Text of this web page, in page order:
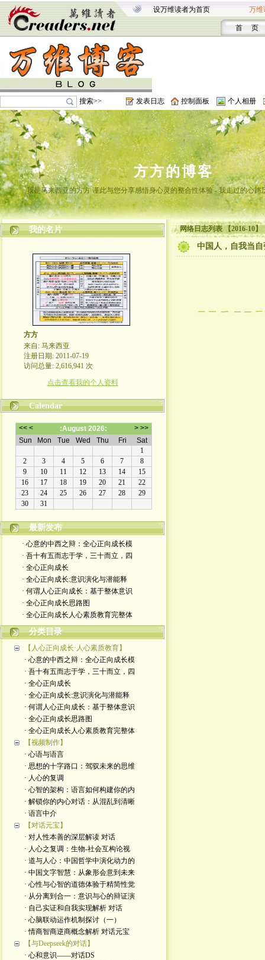
设万维读者为首页 万维
首 页
搜索>> 发表日志 控制面板 个人相册
方方的博客
我是马来西亚的方方 谨此与您分享感悟身心灵的整合性体验 - 我走过的心路
我的名片
方方
来自: 马来西亚
注册日期: 2011-07-19
访问总量: 2,616,941 次
点击查看我的个人资料
Calendar
最新发布
· 心意的中西之辩：全心正向成长模
· 吾十有五而志于学，三十而立，四
· 全心正向成长
· 全心正向成长:意识演化与潜能释
· 何谓人心正向成长：基于整体意识
· 全心正向成长思路图
· 全心正向成长人心素质教育完整体
分类目录
【人心正向成长·人心素质教育】
· 心意的中西之辩：全心正向成长模
· 吾十有五而志于学，三十而立，四
· 全心正向成长
· 全心正向成长:意识演化与潜能释
· 何谓人心正向成长：基于整体意识
· 全心正向成长思路图
· 全心正向成长人心素质教育完整体
【视频制作】
· 心语与语言
· 思想的十字路口：驾驭未来的思维
· 人心的复调
· 心智的架构：语言如何构建你的内
· 解锁你的内心对话：从混乱到清晰
· 语言中介
【对话元宝】
· 对人性本善的深层解读 对话
· 人心之复调：生物-社会互构论视
· 道与人心：中国哲学中演化动力的
· 中国文字智慧：从象形会意到未来
· 心性与心智的道德体验于精简性觉
· 从分离到合一：意识与心的辩证演
· 自己实证和自我实现解析 对话
· 心脑联动运作机制探讨（一）
· 情商智商逆商概念解析 对话元宝
【与Deepseek的对话】
· 心和意识——对话DS
网络日志列表 【2016-10】
中国人，自我当